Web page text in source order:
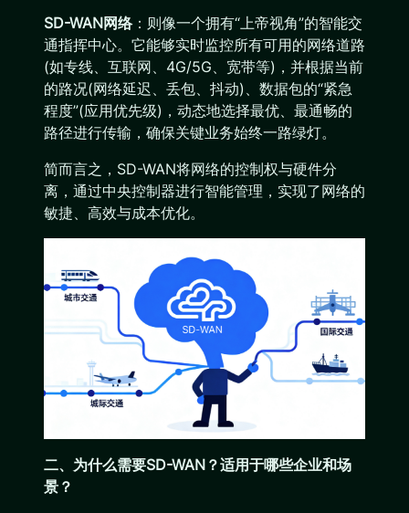
SD-WAN网络：则像一个拥有“上帝视角”的智能交
通指挥中心。它能够实时监控所有可用的网络道路
(如专线、互联网、4G/5G、宽带等)，并根据当前
的路况(网络延迟、丢包、抖动)、数据包的“紧急
程度”(应用优先级)，动态地选择最优、最通畅的
路径进行传输，确保关键业务始终一路绿灯。
简而言之，SD-WAN将网络的控制权与硬件分
离，通过中央控制器进行智能管理，实现了网络的
敏捷、高效与成本优化。
二、为什么需要SD-WAN？适用于哪些企业和场
景？